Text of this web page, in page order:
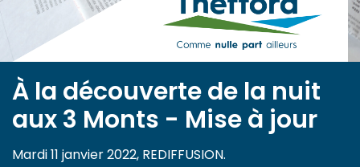
À la découverte de la nuit
aux 3 Monts - Mise à jour
Mardi 11 janvier 2022, REDIFFUSION.